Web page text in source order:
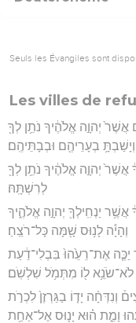
Seuls les Évangiles sont
Les villes de
אֲשֶׁר֙ יְהוָ֣ה אֱלֹהֶ֔יךָ נֹתֵ֥ן לְךָ֖
בְעָרֵיהֶ֖ם וּבְבָתֵּיהֶֽם׃
יְהוָ֣ה אֱלֹהֶ֔יךָ נֹתֵ֥ן לְךָ֖
לְרִשְׁתָּֽהּ׃
יַנְחִֽילְךָ֖ יְהוָ֣ה אֱלֹהֶ֑יךָ
וְהָיָ֕ה לָנ֥וּס שָׁ֖מָּה כָּל־רֹצֵֽחַ׃
אֶת־רֵעֵ֙הוּ֙ בִּבְלִי־דַ֔עַת
לֹא־שֹׂנֵ֥א ל֖וֹ מִתְּמֹ֥ל שִׁלְשֹֽׁם׃
וְנִדְּחָ֨ה יָד֤וֹ בַגַּרְזֶן֙ לִכְרֹ֣ת
וָמֵ֑ת ה֗וּא יָנ֛וּס אֶל־אַחַ֥ת